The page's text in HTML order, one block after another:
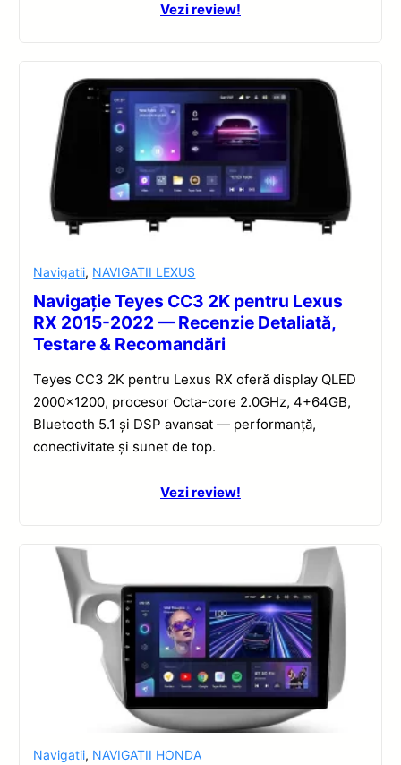
Vezi review!
Navigatii, NAVIGATII LEXUS
Navigație Teyes CC3 2K pentru Lexus
RX 2015-2022 — Recenzie Detaliată,
Testare & Recomandări
Teyes CC3 2K pentru Lexus RX oferă display QLED
2000×1200, procesor Octa-core 2.0GHz, 4+64GB,
Bluetooth 5.1 și DSP avansat — performanță,
conectivitate și sunet de top.
Vezi review!
Navigatii, NAVIGATII HONDA